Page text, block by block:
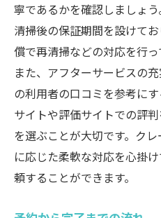
寧であるかを確認しましょ
清掃後の保証期間を設けて
償で再清掃などの対応を行っ
また、アフターサービスの
の利用者の口コミを参考に
サイトや評価サイトでの評
を選ぶことが大切です。ク
に応じた柔軟な対応を心掛
頼することができます。